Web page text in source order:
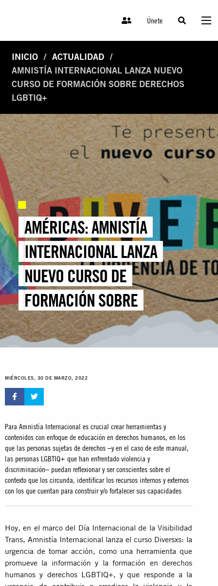
Únete
INICIO
ACTUALIDAD
AMNISTÍA INTERNACIONAL LANZA NUEVO
CURSO DE FORMACIÓN SOBRE DERECHOS
LGBTIQ+
AMÉRICAS: AMNISTÍA
INTERNACIONAL LANZA
NUEVO CURSO DE
FORMACIÓN SOBRE
DERECHOS LGBTIQ+
MIÉRCOLES, 30 DE MARZO, 2022
Para Amnistía Internacional es crucial crear herramientas y
contenidos con enfoque de educación en derechos humanos, en los
que las personas sujetas de derechos –y en el caso de este manual,
las personas LGBTIQ+ que han enfrentado violencia y
discriminación– puedan reflexionar y ser conscientes sobre el
contexto que los circunda, identificar los recursos internos y externos
con los que cuentan para construir y/o fortalecer sus capacidades
Hoy, en el marco del Día Internacional de la Visibilidad
Trans, Amnistía Internacional lanza el curso Diversxs: la
urgencia de tomar acción, como una herramienta que
promueve la información y la formación en derechos
humanos y derechos LGBTIQ+, y que responde a la